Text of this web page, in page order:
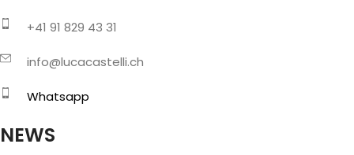
+41 91 829 43 31
info@lucacastelli.ch
Whatsapp
NEWS